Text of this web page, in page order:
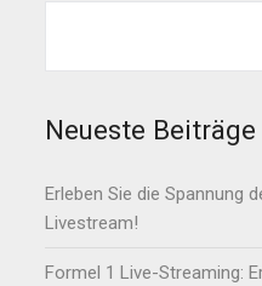
Neueste Beiträge
Erleben Sie die Spannung
Livestream!
Formel 1 Live-Streaming: